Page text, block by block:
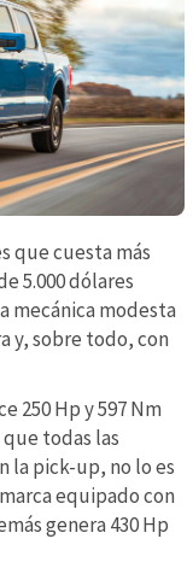
que cuesta más
5.000 dólares
mecánica modesta
y, sobre todo, con
250 Hp y 597 Nm
todas las
la pick-up, no lo es
equipado con
genera 430 Hp